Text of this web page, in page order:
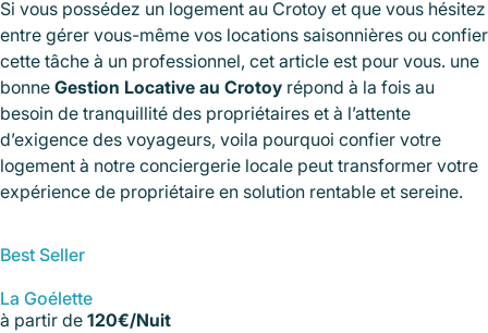
Si vous possédez un logement au Crotoy et que vous hésitez
entre gérer vous-même vos locations saisonnières ou confier
cette tâche à un professionnel, cet article est pour vous. une
bonne Gestion Locative au Crotoy répond à la fois au
besoin de tranquillité des propriétaires et à l’attente
d’exigence des voyageurs, voila pourquoi confier votre
logement à notre conciergerie locale peut transformer votre
expérience de propriétaire en solution rentable et sereine.
Best Seller
La Goélette
à partir de 120€/Nuit